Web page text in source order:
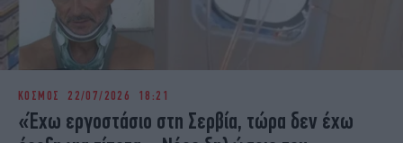
ΚΟΣΜΟΣ 22/07/2026 18:21
«Έχω εργοστάσιο στη Σερβία, τώρα δεν έχω